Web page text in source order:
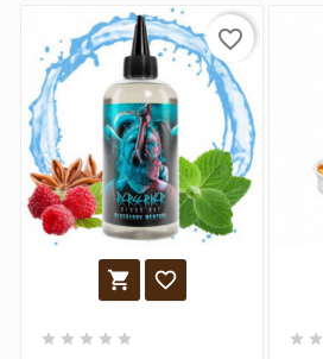
 
    
favorite_border
 